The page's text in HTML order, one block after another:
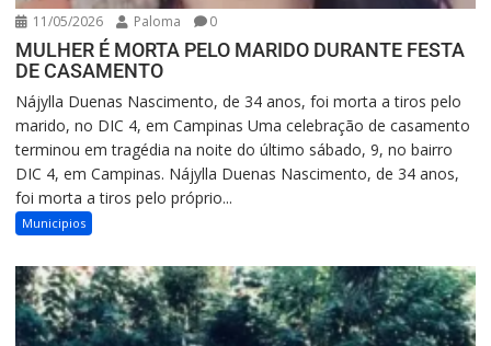
11/05/2026 Paloma 0
MULHER É MORTA PELO MARIDO DURANTE FESTA
DE CASAMENTO
Nájylla Duenas Nascimento, de 34 anos, foi morta a tiros pelo
marido, no DIC 4, em Campinas Uma celebração de casamento
terminou em tragédia na noite do último sábado, 9, no bairro
DIC 4, em Campinas. Nájylla Duenas Nascimento, de 34 anos,
foi morta a tiros pelo próprio...
Municipios